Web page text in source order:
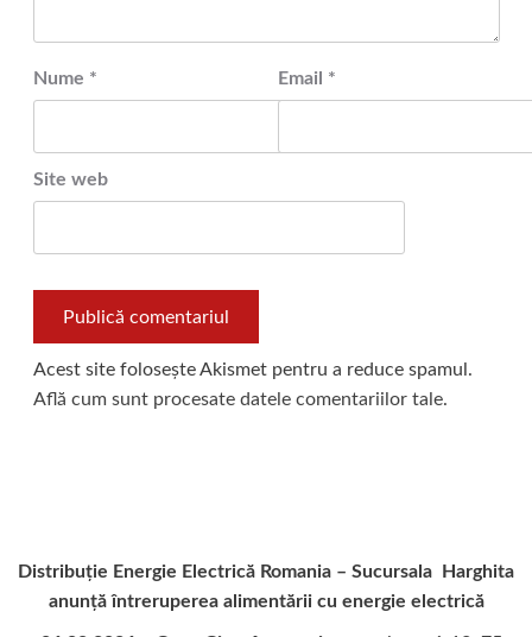
Nume * Email *
Site web
Acest site folosește Akismet pentru a reduce spamul.
Află cum sunt procesate datele comentariilor tale.
Distribuție Energie Electrică Romania – Sucursala Harghita
anunță întreruperea alimentării cu energie electrică